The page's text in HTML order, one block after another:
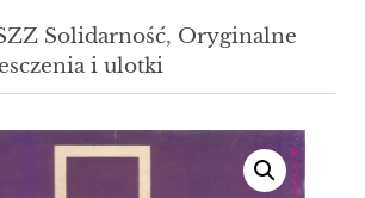
Solidarność, Oryginalne
i ulotki